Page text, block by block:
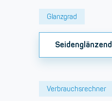
Glanzgrad
Seidenglänzend
Verbrauchsrechner